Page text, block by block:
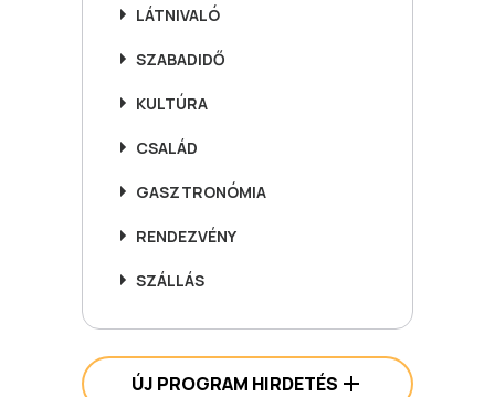
LÁTNIVALÓ
SZABADIDŐ
KULTÚRA
CSALÁD
GASZTRONÓMIA
RENDEZVÉNY
SZÁLLÁS
ÚJ PROGRAM HIRDETÉS